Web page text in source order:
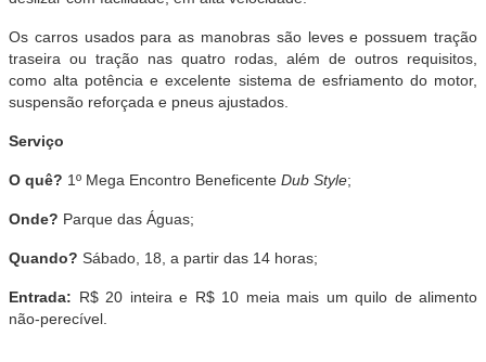
Os carros usados para as manobras são leves e possuem tração
traseira ou tração nas quatro rodas, além de outros requisitos,
como alta potência e excelente sistema de esfriamento do motor,
suspensão reforçada e pneus ajustados.
Serviço
O quê? 1º Mega Encontro Beneficente Dub Style;
Onde? Parque das Águas;
Quando? Sábado, 18, a partir das 14 horas;
Entrada: R$ 20 inteira e R$ 10 meia mais um quilo de alimento
não-perecível.